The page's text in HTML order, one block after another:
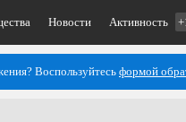
Новости Активность
Воспользуйтесьформой